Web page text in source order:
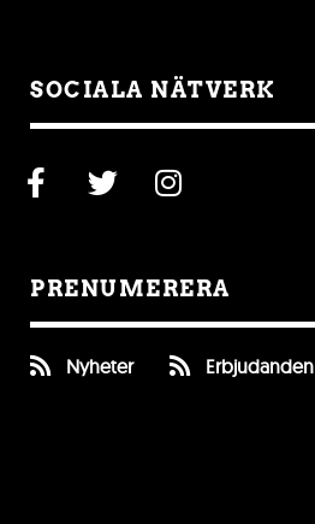
SOCIALA NÄTVERK
PRENUMERERA
Nyheter Erbjudanden